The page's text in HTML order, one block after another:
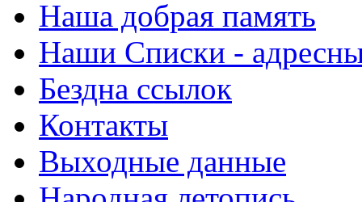
Наша добрая память
Наши Списки -
Бездна ссылок
Контакты
Выходные данные